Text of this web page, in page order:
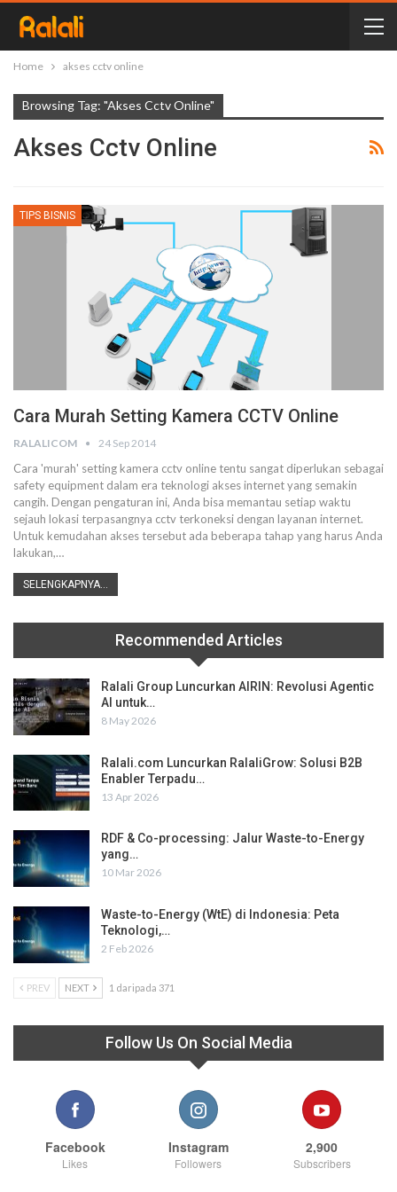
Home akses cctv online
Browsing Tag: "akses Cctv Online"
Akses Cctv Online
TIPS BISNIS
Cara Murah Setting Kamera CCTV Online
RALALICOM 24 Sep 2014
Cara 'murah' setting kamera cctv online tentu sangat diperlukan sebagai
safety equipment dalam era teknologi akses internet yang semakin
cangih. Dengan pengaturan ini, Anda bisa memantau setiap waktu
sejauh lokasi terpasangnya cctv terkoneksi dengan layanan internet.
Untuk kemudahan akses tersebut ada beberapa tahap yang harus Anda
lakukan,…
SELENGKAPNYA...
Recommended Articles
Ralali Group Luncurkan AIRIN: Revolusi Agentic
AI untuk…
8 May 2026
Ralali.com Luncurkan RalaliGrow: Solusi B2B
Enabler Terpadu…
13 Apr 2026
RDF & Co-processing: Jalur Waste-to-Energy
yang…
10 Mar 2026
Waste-to-Energy (WtE) di Indonesia: Peta
Teknologi,…
2 Feb 2026
PREV NEXT 1 daripada 371
Follow Us On Social Media
Facebook
Likes
Instagram
Followers
2,900
Subscribers